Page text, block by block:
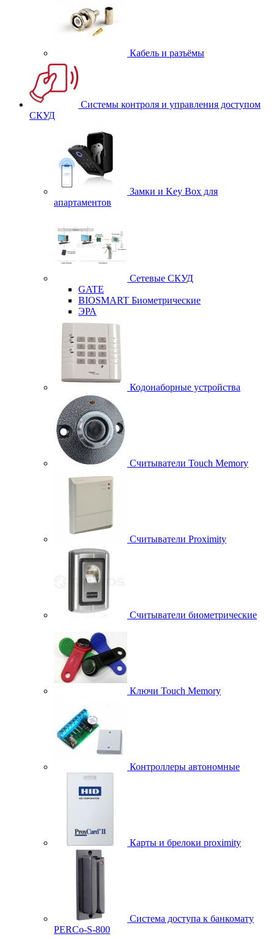
Кабель и разъёмы
Системы контроля и управления доступом
СКУД
Замки и Key Box для
апартаментов
Сетевые СКУД
GATE
BIOSMART Биометрические
ЭРА
Кодонаборные устройства
Считыватели Touch Memory
Считыватели Proximity
Считыватели биометрические
Ключи Touch Memory
Контроллеры автономные
Карты и брелоки proximity
Система доступа к банкомату
PERCo-S-800